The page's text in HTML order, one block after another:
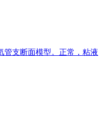
管支断面模型。正常，粘液